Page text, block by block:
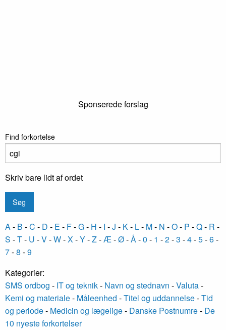
Sponserede forslag
Find forkortelse
Skriv bare lidt af ordet
A- B -C - D - E - F-G- H - I -J - K- L- M- N -O- P -Q- R -
S -T- U -V-W-X-Y-Z-Æ-Ø-Å-0 - 1 -2-3 -4-5-6-
7-8 -9
Kategorier:
SMS ordbog - IT og teknik- Navn og stednavn -Valuta-
Kemi og materiale- Måleenhed -Titel og uddannelse-Tid
og periode- Medicin og lægelige- Danske Postnumre- De
10 nyeste forkortelser